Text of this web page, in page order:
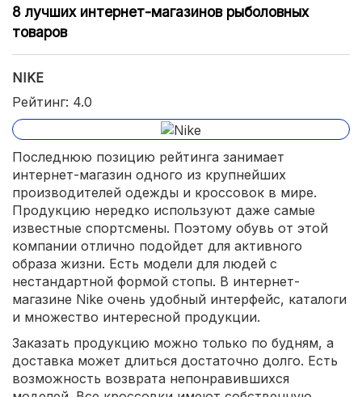
8 лучших интернет-магазинов рыболовных
товаров
NIKE
Рейтинг: 4.0
Последнюю позицию рейтинга занимает
интернет-магазин одного из крупнейших
производителей одежды и кроссовок в мире.
Продукцию нередко используют даже самые
известные спортсмены. Поэтому обувь от этой
компании отлично подойдет для активного
образа жизни. Есть модели для людей с
нестандартной формой стопы. В интернет-
магазине Nike очень удобный интерфейс, каталоги
и множество интересной продукции.
Заказать продукцию можно только по будням, а
доставка может длиться достаточно долго. Есть
возможность возврата непонравившихся